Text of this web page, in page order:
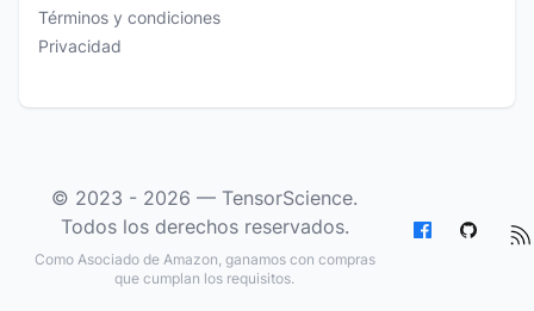
Términos y condiciones
Privacidad
© 2023 - 2026 — TensorScience.
Todos los derechos reservados.
Como Asociado de Amazon, ganamos con compras
que cumplan los requisitos.